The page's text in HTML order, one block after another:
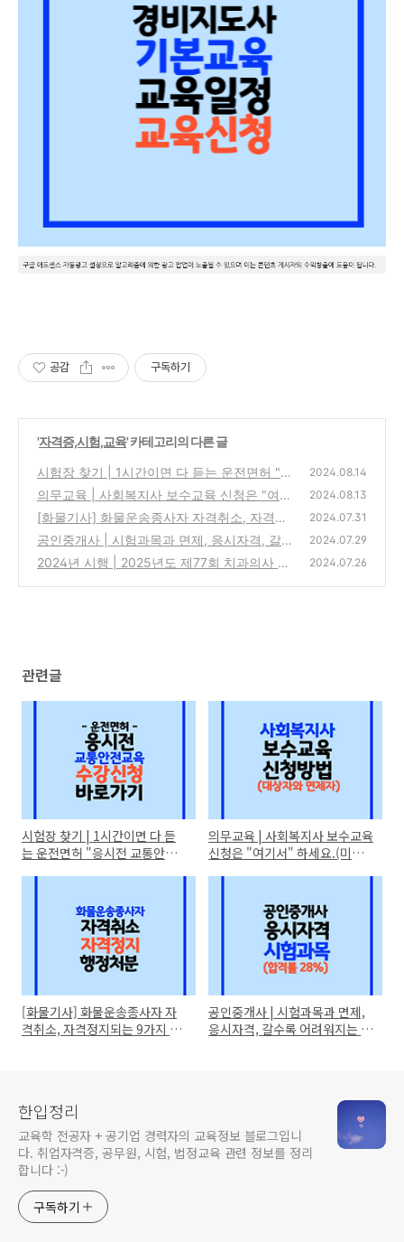
공감 구독하기
'자격증,시험,교육' 카테고리의 다른 글
시험장 찾기 | 1시간이면 다 듣는 운전면허 "응
시전 교통안전교육" 신청방법
(0)
2024.08.14
의무교육 | 사회복지사 보수교육 신청은 "여기
서" 하세요.(미이수 과태료 20만원!)
(0)
2024.08.13
[화물기사] 화물운송종사자 자격취소, 자격정
지되는 9가지 경우와 벌금은?
(0)
2024.07.31
공인중개사 | 시험과목과 면제, 응시자격, 갈수
록 어려워지는 난이도? (ft.상대평가, 답안지
2024.07.29
2024년 시행 | 2025년도 제77회 치과의사 국
2024.07.26
관련글
시험장 찾기 | 1시간이면 다 듣
는 운전면허 "응시전 교통안전
의무교육 | 사회복지사 보수교육
신청은 "여기서" 하세요.(미이
[화물기사] 화물운송종사자 자
격취소, 자격정지되는 9가지 경
공인중개사 | 시험과목과 면제,
응시자격, 갈수록 어려워지는 난
한입정리
교육학 전공자 + 공기업 경력자의 교육정보 블로그입니
다. 취업자격증, 공무원, 시험, 법정교육 관련 정보를 정리
합니다 :-)
구독하기